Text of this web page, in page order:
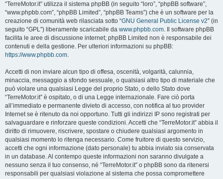
“TerreMotor.it” utilizza il sistema phpBB (in seguito “loro”, “phpBB software”,
“www.phpbb.com”, “phpBB Limited”, “phpBB Teams”) che è un software per la
creazione di comunità web rilasciata sotto “GNU General Public License v2” (in
seguito “GPL”) liberamente scaricabile da www.phpbb.com. Il software phpBB
facilita le aree di discussione internet; phpBB Limited non è responsabile dei
contenuti e della gestione. Per ulteriori informazioni su phpBB:
https://www.phpbb.com.
Accetti di non inviare alcun tipo di offesa, oscenità, volgarità, calunnia,
minaccia, messaggio a sfondo sessuale, o qualsiasi altro tipo di materiale che
può violare una qualsiasi Legge del proprio Stato, o dello Stato dove
“TerreMotor.it” è ospitato, o di una Legge internazionale. Fare ciò porta
all’immediato e permanente divieto di accesso, con notifica al tuo provider
Internet se è ritenuto da noi opportuno. Tutti gli indirizzi IP sono registrati per
salvaguardare e rinforzare queste condizioni. Accetti che “TerreMotor.it” abbia il
diritto di rimuovere, riscrivere, spostare o chiudere qualsiasi argomento in
qualsiasi momento lo ritenga necessario. Come fruitore di questo servizio,
accetti che ogni informazione (dato personale) tu abbia inviato sia conservata
in un database. Al contempo queste informazioni non saranno divulgate a
nessuno senza il tuo consenso, né “TerreMotor.it” o phpBB sono da ritenersi
responsabili per qualsiasi violazione al sistema che possa compromettere